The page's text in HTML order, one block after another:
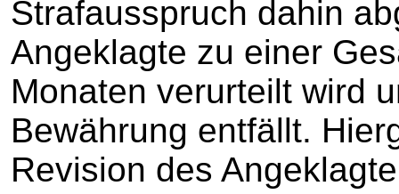
Strafausspruch dahin
Angeklagte zu einer
Monaten verurteilt wird
Bewährung entfällt.
Revision des